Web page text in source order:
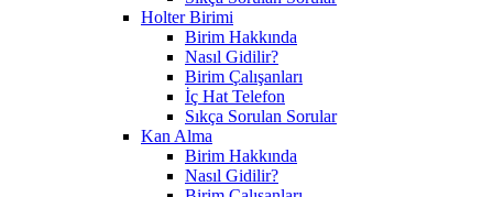
Holter Birimi
Birim Hakkında
Nasıl Gidilir?
Birim Çalışanları
İç Hat Telefon
Sıkça Sorulan Sorular
Kan Alma
Birim Hakkında
Nasıl Gidilir?